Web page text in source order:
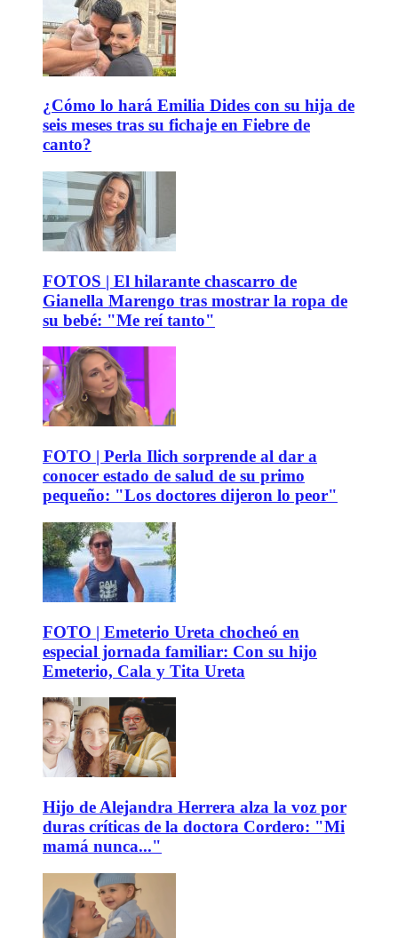
¿Cómo lo hará Emilia Dides con su hija de
seis meses tras su fichaje en Fiebre de
canto?
FOTOS | El hilarante chascarro de
Gianella Marengo tras mostrar la ropa de
su bebé: "Me reí tanto"
FOTO | Perla Ilich sorprende al dar a
conocer estado de salud de su primo
pequeño: "Los doctores dijeron lo peor"
FOTO | Emeterio Ureta chocheó en
especial jornada familiar: Con su hijo
Emeterio, Cala y Tita Ureta
Hijo de Alejandra Herrera alza la voz por
duras críticas de la doctora Cordero: "Mi
mamá nunca..."